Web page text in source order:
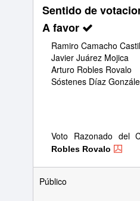
Sentido de
A favor
Ramiro Camacho
Javier Juárez Mojica
Arturo Robles Rovalo
Sóstenes Díaz
Voto Razonado del
Robles Rovalo
Público